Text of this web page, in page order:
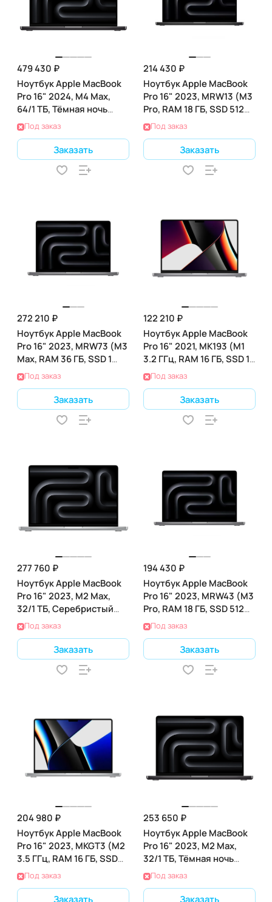
479 430 ₽
Ноутбук Apple MacBook
Pro 16" 2024, M4 Max,
64/1 ТБ, Тёмная ночь
(Z1FV000WH)
Под заказ
Заказать
214 430 ₽
Ноутбук Apple MacBook
Pro 16" 2023, MRW13 (M3
Pro, RAM 18 ГБ, SSD 512
ГБ), Space Black
Под заказ
Заказать
272 210 ₽
Ноутбук Apple MacBook
Pro 16" 2023, MRW73 (M3
Max, RAM 36 ГБ, SSD 1
ТБ), Silver
Под заказ
Заказать
122 210 ₽
Ноутбук Apple MacBook
Pro 16" 2021, MK193 (M1
3.2 ГГц, RAM 16 ГБ, SSD 1
ТБ), Gray
Под заказ
Заказать
277 760 ₽
Ноутбук Apple MacBook
Pro 16" 2023, M2 Max,
32/1 ТБ, Серебристый
(MNWE3)
Под заказ
Заказать
194 430 ₽
Ноутбук Apple MacBook
Pro 16" 2023, MRW43 (M3
Pro, RAM 18 ГБ, SSD 512
ГБ), Silver
Под заказ
Заказать
204 980 ₽
Ноутбук Apple MacBook
Pro 16" 2023, MKGT3 (M2
3.5 ГГц, RAM 16 ГБ, SSD
512 ГБ), Silver
Под заказ
Заказать
253 650 ₽
Ноутбук Apple MacBook
Pro 16" 2023, M2 Max,
32/1 ТБ, Тёмная ночь
(MNWA3)
Под заказ
Заказать